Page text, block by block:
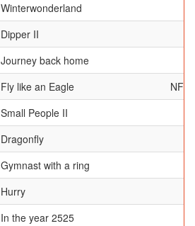
Winterwonderland
Dipper II
Journey back home
Fly like an Eagle
Small People II
Dragonfly
Gymnast with a ring
Hurry
In the year 2525